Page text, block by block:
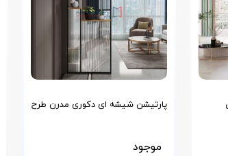
پارتیشن شیشه ای دکوری مدرن طرح
موجود